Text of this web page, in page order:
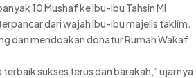
10 Mushaf ke ibu-ibu Tahsin MI
dari wajah ibu-ibu majelis taklim.
dan mendoakan donatur Rumah Wakaf
sukses terus dan barakah,” ujarnya.